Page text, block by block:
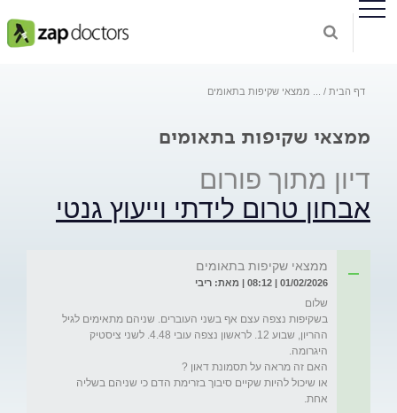
דף הבית ממצאי שקיפות בתאומים
ממצאי שקיפות בתאומים
דיון מתוך פורום
אבחון טרום לידתי וייעוץ גנטי
ממצאי שקיפות בתאומים
01/02/2026 | 08:12 | מאת: ריבי
בשקיפות נצפה עצם אף בשני העוברים. שניהם מתאימים לגיל
ההריון, שבוע 12. לראשון נצפה עובי 4.48. לשני ציסטיק
או שיכול להיות שקיים סיבוך בזרימת הדם כי שניהם בשליה
אחת.